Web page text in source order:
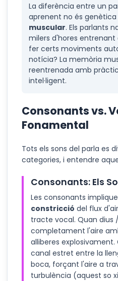
La diferència entre un
aprenent no és genètica
muscular. Els parlants
milers d'hores
fer certs moviments
notícia? La memòria
reentrenada amb
intel·ligent.
Consonants vs.
Fonamental
Tots els sons del parla es
categories, i entendre
Consonants: Els
Les consonants
constricció del flux
tracte vocal. Quan dius
completament l'aire
alliberes
canal estret entre la
boca, forçant l'aire a
turbulència (aquest so